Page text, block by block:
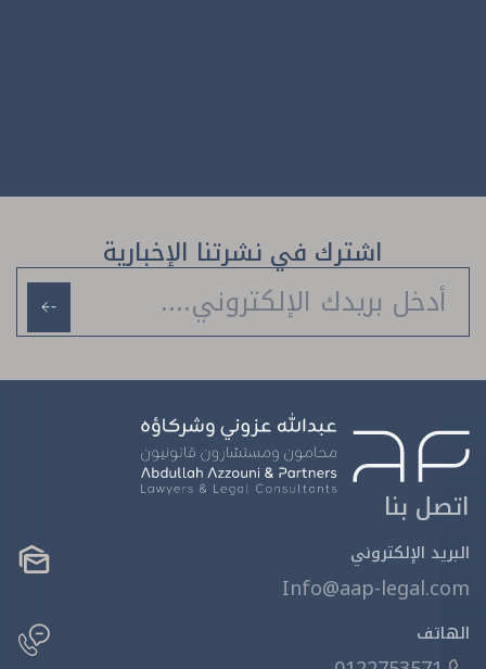
اشترك في نشرتنا الإخبارية
اتصل بنا
البريد الإلكتروني
Info@aap-legal.com
الهاتف